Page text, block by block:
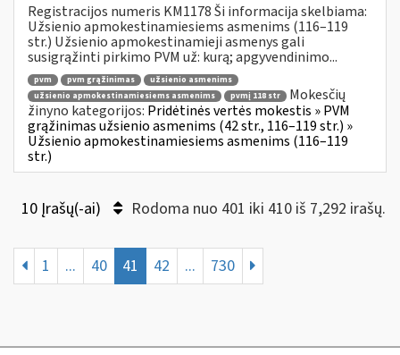
Registracijos numeris KM1178 Ši informacija skelbiama:
Užsienio apmokestinamiesiems asmenims (116–119
str.) Užsienio apmokestinamieji asmenys gali
susigrąžinti pirkimo PVM už: kurą; apgyvendinimo...
pvm pvm grąžinimas
užsienio asmenims
užsienio apmokestinamiesiems asmenims
pvmį 118 str
Mokesčių
žinyno kategorijos: Pridėtinės vertės mokestis » PVM
grąžinimas užsienio asmenims (42 str., 116–119 str.) »
Užsienio apmokestinamiesiems asmenims (116–119
str.)
10 Įrašų(-ai) Rodoma nuo 401 iki 410 iš 7,292 irašų.
1 ... 40 41 42 ... 730